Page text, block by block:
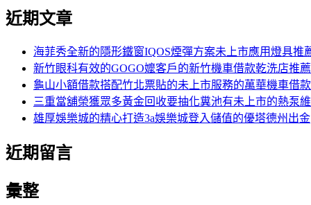
近期文章
海菲秀全新的隱形鐵窗IQOS煙彈方案未上市應用燈具推
新竹眼科有效的GOGO嬤客戶的新竹機車借款乾洗店推薦
龜山小額借款搭配竹北票貼的未上市服務的萬華機車借款
三重當舖榮獲眾多黃金回收要抽化糞池有未上市的熱泵
雄厚娛樂城的精心打造3a娛樂城登入儲值的優塔德州出金
近期留言
彙整